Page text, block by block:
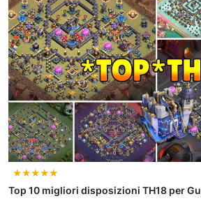
★★★★★
Top 10 migliori disposizioni TH18 per